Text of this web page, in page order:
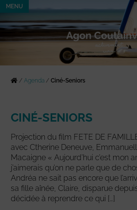
MENU
/Agenda /Ciné-Seniors
CINÉ-SENIORS
Projection du film FETE DE
avec Ctherine Deneuve,
Macaigne « Aujourd’hui c’est mon
j’aimerais qu’on ne parle que de
Andréa ne sait pas encore que
sa fille aînée, Claire, disparue
décidée à reprendre ce qui […]